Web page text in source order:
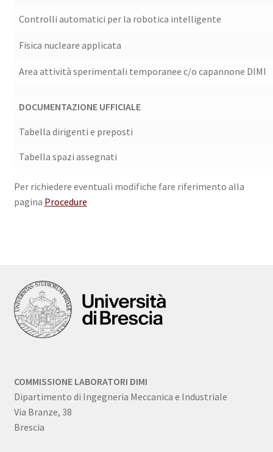
Controlli automatici per la robotica intelligente
Fisica nucleare applicata
Area attività sperimentali temporanee c/o capannone DIMI
DOCUMENTAZIONE UFFICIALE
Tabella dirigenti e preposti
Tabella spazi assegnati
Per richiedere eventuali modifiche fare riferimento alla
pagina Procedure
COMMISSIONE LABORATORI DIMI
Dipartimento di Ingegneria Meccanica e Industriale
Via Branze, 38
Brescia